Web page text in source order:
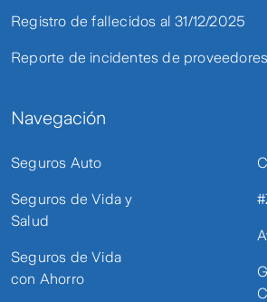
Registro de fallecidos al 31/12/2025
Reporte de incidentes de proveedores
Navegación
Seguros Auto
Seguros de Vida y
Salud
Seguros de Vida
con Ahorro